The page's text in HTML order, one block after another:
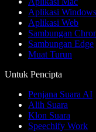
Aplikasi Windows
Aplikasi Web
Sambungan
Sambungan Edge
Muat Turun
Untuk Pencipta
Penjana Suara AI
Alih Suara
Klon Suara
Speechify Work